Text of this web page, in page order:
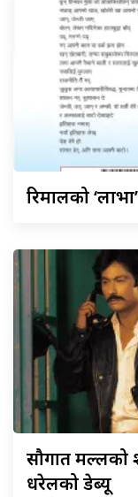
रिमालको
सौगातमल्लको
धरेलको डेब्यू